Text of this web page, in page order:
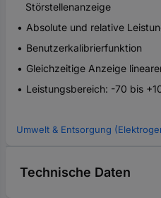
Störstellenanzeige
Absolute und relative
Benutzerkalibrierfunktion
Gleichzeitige Anzeige
Leistungsbereich: -70 bis
Umwelt & Entsorgung
Technische Daten